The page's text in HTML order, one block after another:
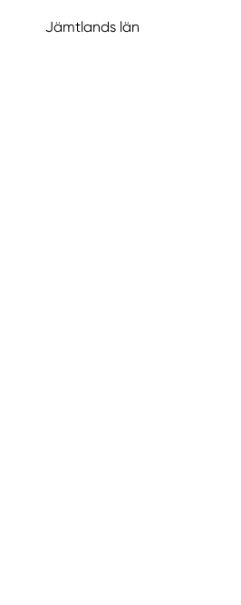
Jämtlands län